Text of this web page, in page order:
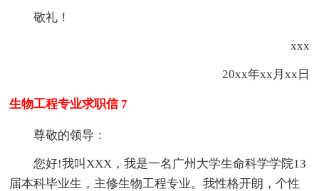
敬礼！
xxx
20xx年xx月xx日
生物工程专业求职信 7
尊敬的领导：
您好!我叫XXX，我是一名广州大学生命科学学院13
届本科毕业生，主修生物工程专业。我性格开朗，个性